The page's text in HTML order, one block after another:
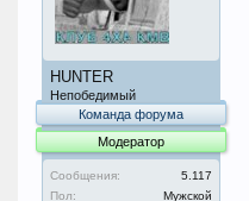
HUNTER
Непобедимый
Команда форума
Модератор
Сообщения:
5.117
Пол:
Мужской